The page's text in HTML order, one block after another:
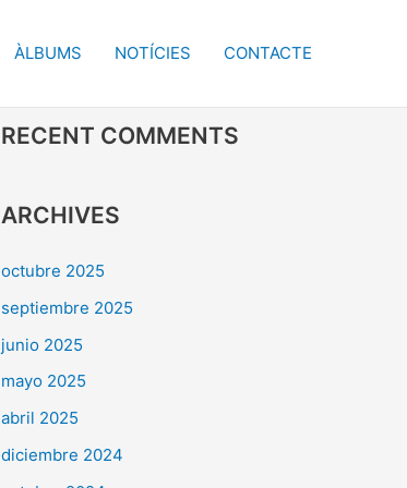
ÀLBUMS NOTÍCIES CONTACTE
RECENT COMMENTS
ARCHIVES
octubre 2025
septiembre 2025
junio 2025
mayo 2025
abril 2025
diciembre 2024